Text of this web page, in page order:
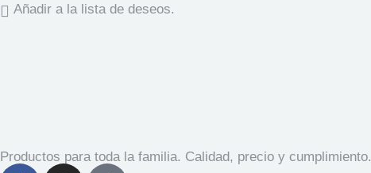
Añadir a la lista de deseos.
Productos para toda la familia. Calidad, precio y cumplimiento.